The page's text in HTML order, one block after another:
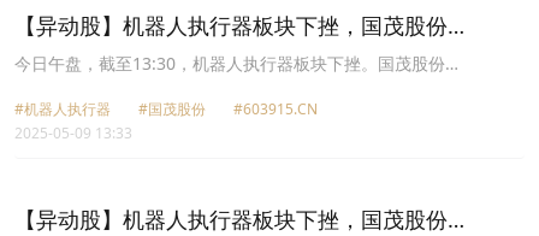
21.8元。
【异动股】机器人执行器板块下挫，国茂股份
(603915.CN)跌6.86%
今日午盘，截至13:30，机器人执行器板块下挫。国茂股份
88.6元，丰立智能(301368.CN)跌3.98%报69.23元，江南奕帆
(301023.CN)跌3.94%报63.44元，汉宇集团(300403.CN)跌3.92%报
23.22元。
#机器人执行器 #国茂股份
#603915.CN
2025-05-09 13:33
【异动股】机器人执行器板块下挫，国茂股份